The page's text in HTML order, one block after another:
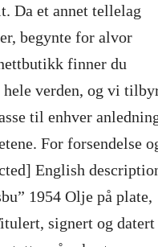
Da et annet tellelag
begynte for alvor
finner du
verden, og vi
til enhver
For forsendelse
English
1954 Olje på plate,
signert og datert